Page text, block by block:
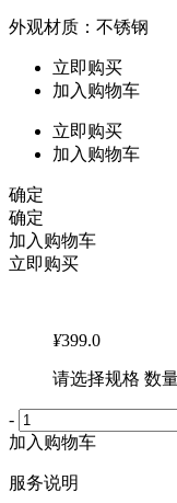
外观材质：不锈钢
立即购买
加入购物车
立即购买
加入购物车
确定
确定
加入购物车
立即购买
¥399.0
请选择规格 数
-
加入购物车
服务说明